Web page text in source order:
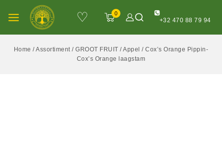
♡ 0
+32 470 88 79 94
Home /Assortiment / GROOT FRUIT /Appel / Cox’s Orange Pippin-
Cox’s Orange laagstam